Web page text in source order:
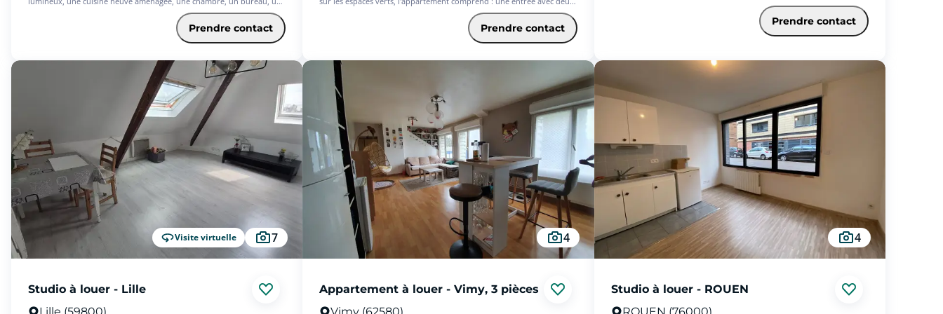
salle de bains, wc. - Les informations sur les risques auxquels ce bien
est exposé sont disponibles sur le site Géorisques :Prendre contact
celliers, un séjour, une chambre, une cuisine intégralement équipée,
une salle de bains et wc séparés. L'appartement dispose d'un balcon.
Stationnement gratuit et facile au pied de l'immeuble. - Les
informations sur les risques auxquels ce bien est exposé sont
Prendre contact
Chauffage individuel électrique - Les informations sur les risques
auxquels ce bien est exposé sont disponibles sur le site Géorisques :
Prendre contact
Visite virtuelle 7
Studio à louer - Lille
4
Appartement à louer - Vimy, 3 pièces
4
Studio à louer - ROUEN